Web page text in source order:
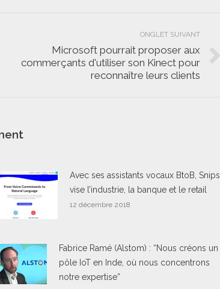
ONGLET SUIVANT
Onglet
Microsoft pourrait proposer aux
commerçants d'utiliser son Kinect pour
reconnaître leurs clients
Avec ses assistants vocaux BtoB, Snips
vise l’industrie, la banque et le retail
12 décembre 2018
Fabrice Ramé (Alstom) : “Nous créons un
pôle IoT en Inde, où nous concentrons
notre expertise”